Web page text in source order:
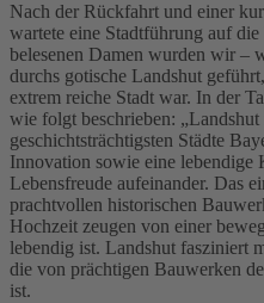
Nach der Rückfahrt und einer
wartete eine Stadtführung auf
belesenen Damen wurden wir –
durchs gotische Landshut
extrem reiche Stadt war. In der
wie folgt beschrieben:
geschichtsträchtigsten Städte
Innovation sowie eine lebendige
Lebensfreude aufeinander. Das
prachtvollen historischen
Hochzeit zeugen von einer
lebendig ist. Landshut fasziniert
die von prächtigen Bauwerken
ist.